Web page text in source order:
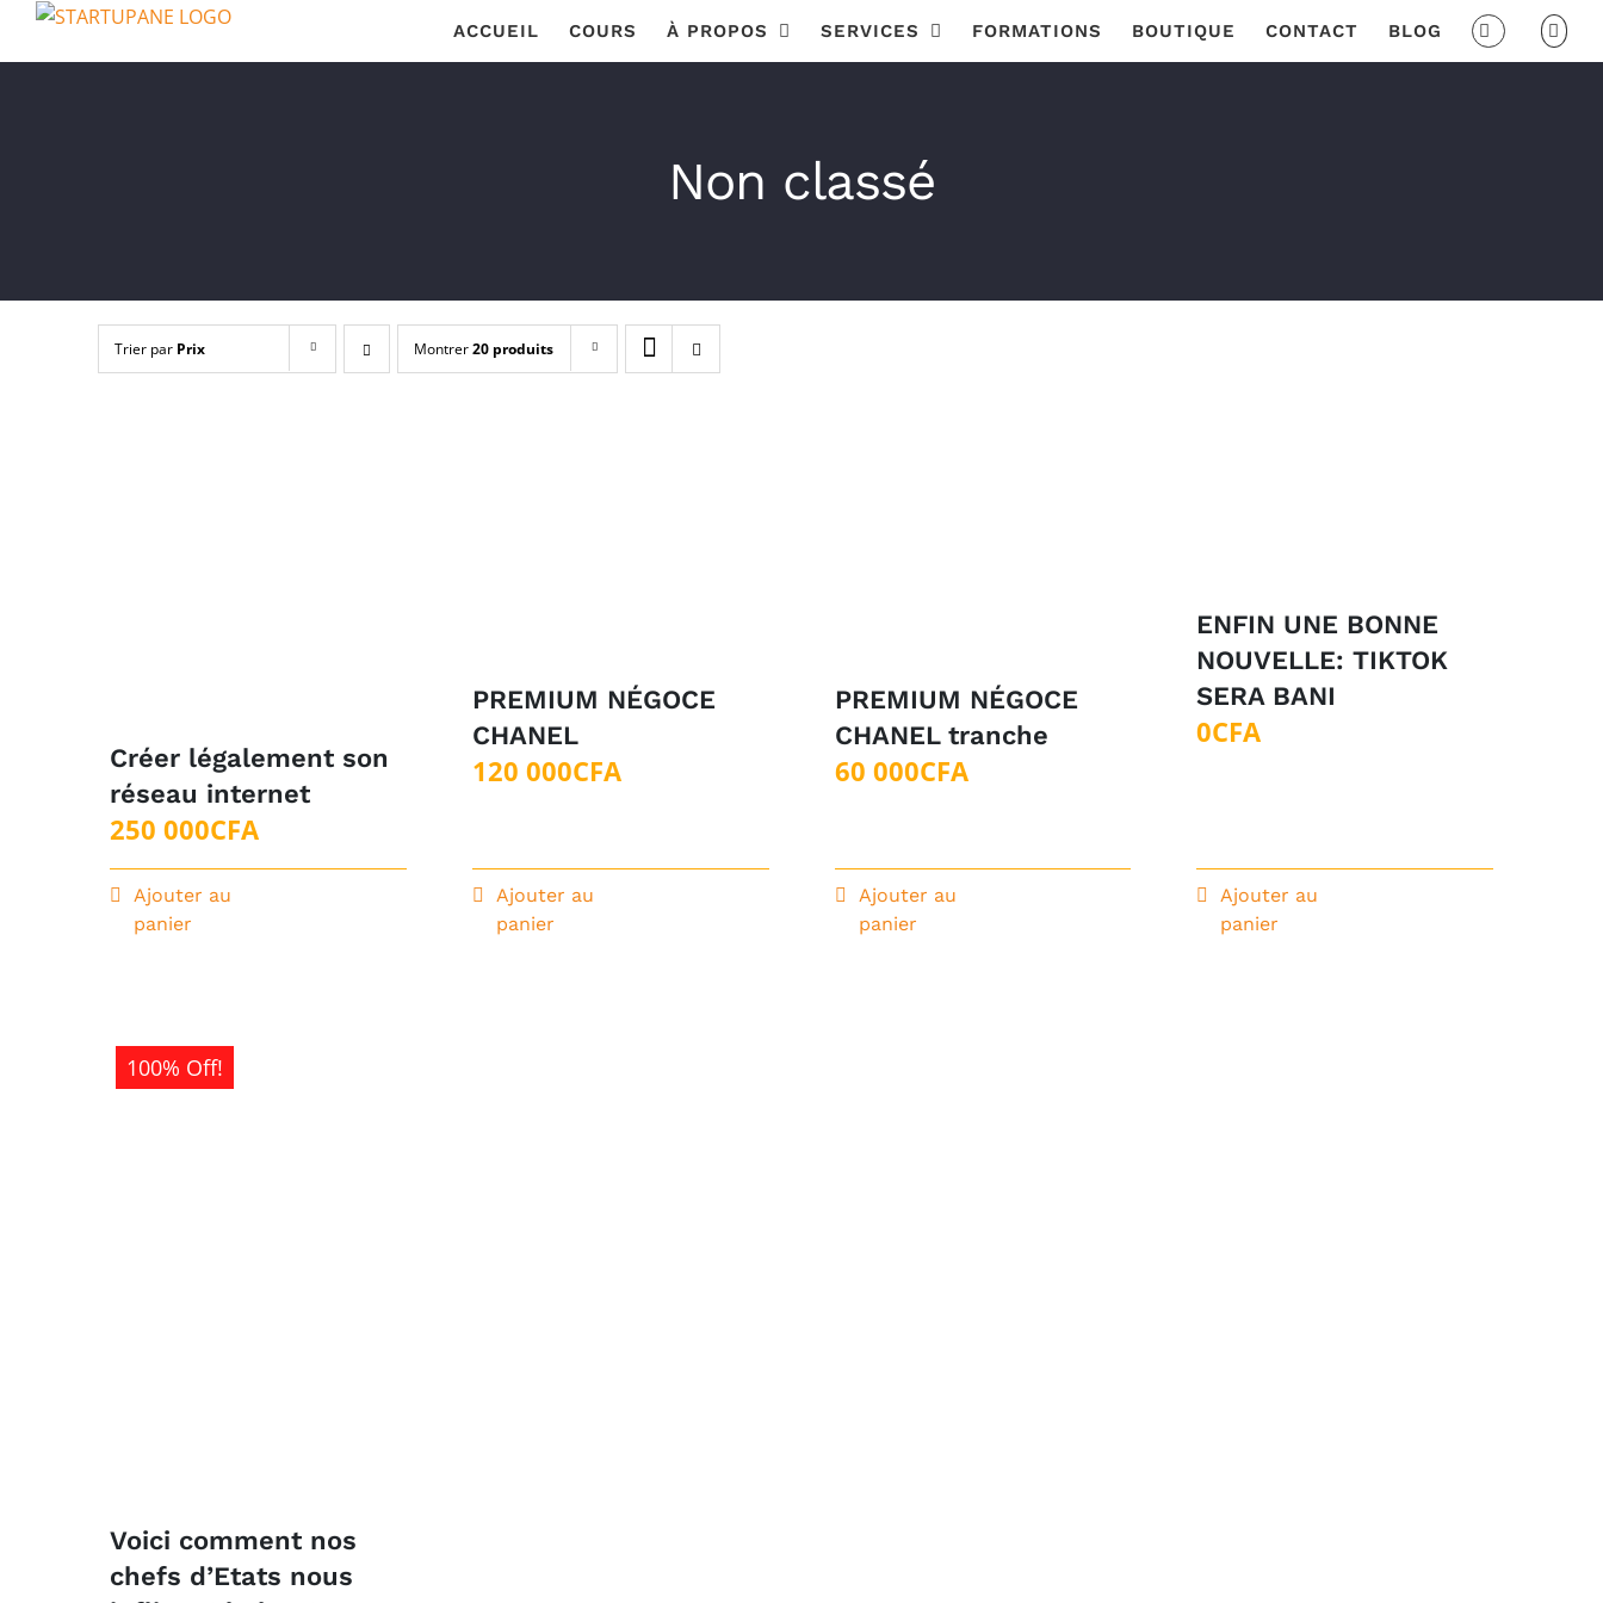
Passer
ACCUEIL COURS À PROPOS SERVICES FORMATIONS BOUTIQUE CONTACT BLOG
Non classé
Trier par Prix Montrer20 produits
Créer légalement son
réseau internet
250 000CFA
Ajouter au
panier
PREMIUM NÉGOCE
CHANEL
120 000CFA
Ajouter au
panier
PREMIUM NÉGOCE
CHANEL tranche
60 000CFA
Ajouter au
panier
ENFIN UNE BONNE
NOUVELLE: TIKTOK
SERA BANI
0CFA
Ajouter au
panier
100% Off!
Voici comment nos
chefs d’Etats nous